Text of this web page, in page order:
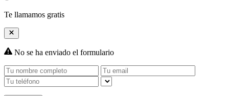
Te llamamos gratis
No se ha enviado el formulario